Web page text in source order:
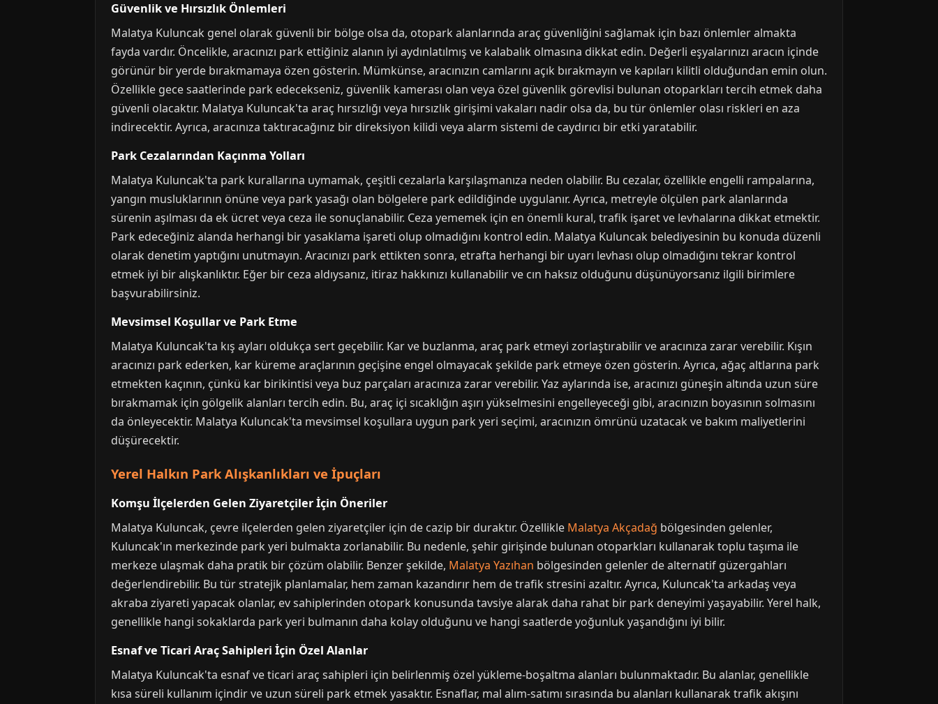
Güvenlik ve Hırsızlık Önlemleri
Malatya Kuluncak genel olarak güvenli bir bölge olsa da, otopark alanlarında araç güvenliğini sağlamak için bazı önlemler almakta
fayda vardır. Öncelikle, aracınızı park ettiğiniz alanın iyi aydınlatılmış ve kalabalık olmasına dikkat edin. Değerli eşyalarınızı aracın içinde
görünür bir yerde bırakmamaya özen gösterin. Mümkünse, aracınızın camlarını açık bırakmayın ve kapıları kilitli olduğundan emin olun.
Özellikle gece saatlerinde park edecekseniz, güvenlik kamerası olan veya özel güvenlik görevlisi bulunan otoparkları tercih etmek daha
güvenli olacaktır. Malatya Kuluncak'ta araç hırsızlığı veya hırsızlık girişimi vakaları nadir olsa da, bu tür önlemler olası riskleri en aza
indirecektir. Ayrıca, aracınıza taktıracağınız bir direksiyon kilidi veya alarm sistemi de caydırıcı bir etki yaratabilir.
Park Cezalarından Kaçınma Yolları
Malatya Kuluncak'ta park kurallarına uymamak, çeşitli cezalarla karşılaşmanıza neden olabilir. Bu cezalar, özellikle engelli rampalarına,
yangın musluklarının önüne veya park yasağı olan bölgelere park edildiğinde uygulanır. Ayrıca, metreyle ölçülen park alanlarında
sürenin aşılması da ek ücret veya ceza ile sonuçlanabilir. Ceza yememek için en önemli kural, trafik işaret ve levhalarına dikkat etmektir.
Park edeceğiniz alanda herhangi bir yasaklama işareti olup olmadığını kontrol edin. Malatya Kuluncak belediyesinin bu konuda düzenli
olarak denetim yaptığını unutmayın. Aracınızı park ettikten sonra, etrafta herhangi bir uyarı levhası olup olmadığını tekrar kontrol
etmek iyi bir alışkanlıktır. Eğer bir ceza aldıysanız, itiraz hakkınızı kullanabilir ve cın haksız olduğunu düşünüyorsanız ilgili birimlere
başvurabilirsiniz.
Mevsimsel Koşullar ve Park Etme
Malatya Kuluncak'ta kış ayları oldukça sert geçebilir. Kar ve buzlanma, araç park etmeyi zorlaştırabilir ve aracınıza zarar verebilir. Kışın
aracınızı park ederken, kar küreme araçlarının geçişine engel olmayacak şekilde park etmeye özen gösterin. Ayrıca, ağaç altlarına park
etmekten kaçının, çünkü kar birikintisi veya buz parçaları aracınıza zarar verebilir. Yaz aylarında ise, aracınızı güneşin altında uzun süre
bırakmamak için gölgelik alanları tercih edin. Bu, araç içi sıcaklığın aşırı yükselmesini engelleyeceği gibi, aracınızın boyasının solmasını
da önleyecektir. Malatya Kuluncak'ta mevsimsel koşullara uygun park yeri seçimi, aracınızın ömrünü uzatacak ve bakım maliyetlerini
düşürecektir.
Yerel Halkın Park Alışkanlıkları ve İpuçları
Komşu İlçelerden Gelen Ziyaretçiler İçin Öneriler
Malatya Kuluncak, çevre ilçelerden gelen ziyaretçiler için de cazip bir duraktır. Özellikle Malatya Akçadağ bölgesinden gelenler,
Kuluncak'ın merkezinde park yeri bulmakta zorlanabilir. Bu nedenle, şehir girişinde bulunan otoparkları kullanarak toplu taşıma ile
merkeze ulaşmak daha pratik bir çözüm olabilir. Benzer şekilde, Malatya Yazıhan bölgesinden gelenler de alternatif güzergahları
değerlendirebilir. Bu tür stratejik planlamalar, hem zaman kazandırır hem de trafik stresini azaltır. Ayrıca, Kuluncak'ta arkadaş veya
akraba ziyareti yapacak olanlar, ev sahiplerinden otopark konusunda tavsiye alarak daha rahat bir park deneyimi yaşayabilir. Yerel halk,
genellikle hangi sokaklarda park yeri bulmanın daha kolay olduğunu ve hangi saatlerde yoğunluk yaşandığını iyi bilir.
Esnaf ve Ticari Araç Sahipleri İçin Özel Alanlar
Malatya Kuluncak'ta esnaf ve ticari araç sahipleri için belirlenmiş özel yükleme-boşaltma alanları bulunmaktadır. Bu alanlar, genellikle
kısa süreli kullanım içindir ve uzun süreli park etmek yasaktır. Esnaflar, mal alım-satımı sırasında bu alanları kullanarak trafik akışını